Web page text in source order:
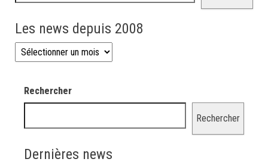
Les news depuis 2008
Les news depuis 2008
Rechercher
Rechercher
Dernières news